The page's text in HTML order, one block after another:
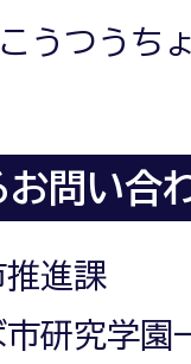
うつうち
問い合
進課
研究学園